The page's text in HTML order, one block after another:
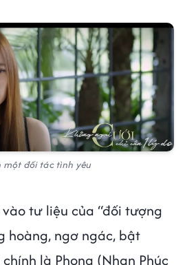
một đối tác tình yêu
tư liệu của “đối tượng
hoàng, ngơ ngác, bật
là Phong (Nhan Phúc